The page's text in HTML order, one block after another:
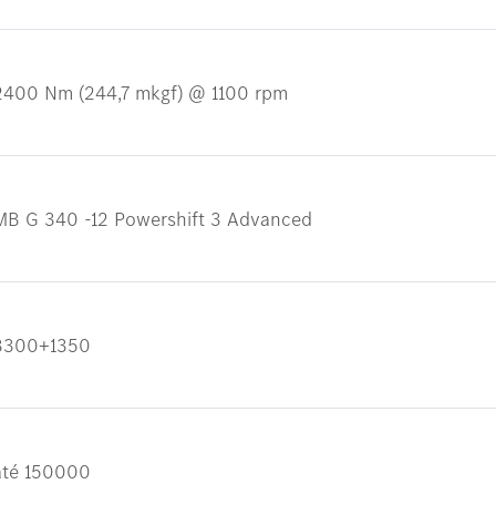
Nm (244,7 mkgf) @ 1100 rpm
G 340 -12 Powershift 3 Advanced
150000